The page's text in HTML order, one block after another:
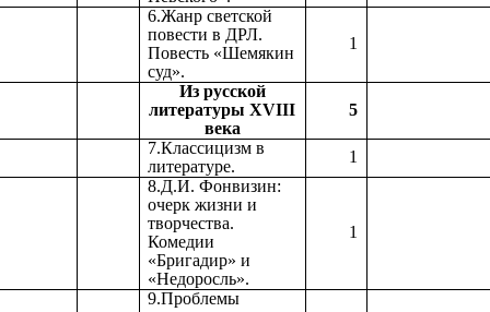
6.Жанр светской
повести в ДРЛ.
Повесть «Шемякин
суд».
1
Из русской
литературы XVIII
века
5
7.Классицизм в
литературе.
1
8.Д.И. Фонвизин:
очерк жизни и
творчества.
Комедии
«Бригадир» и
«Недоросль».
1
9.Проблемы